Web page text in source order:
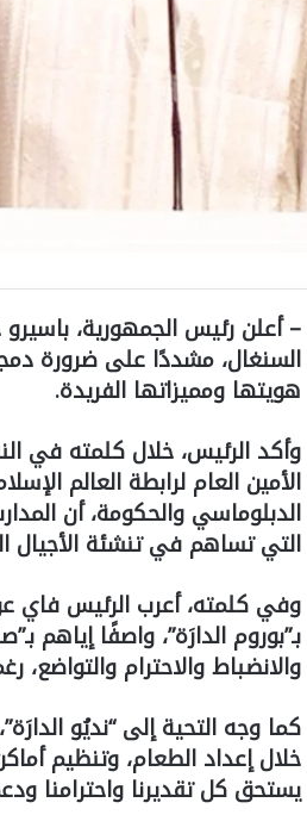
– أعلن رئيس الجمهورية، باسيرو
السنغال، مشددًا على ضرورة
هويتها ومميزاتها الفريدة.
وأكد الرئيس، خلال كلمته في
الأمين العام لرابطة العالم
الدبلوماسي والحكومة، أن
التي تساهم في تنشئة الأجيال
وفي كلمته، أعرب الرئيس فاي
بـ”بوروم الدارَة”، واصفًا إياهم
والانضباط والاحترام
كما وجه التحية إلى “نديُو
خلال إعداد الطعام، وتنظيم
يستحق كل تقديرنا واحترامنا